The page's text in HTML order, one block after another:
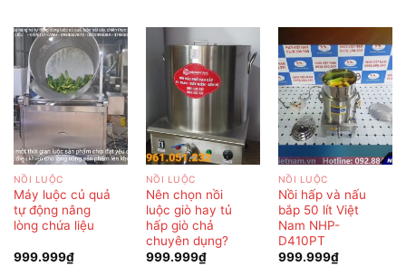
NỒI LUỘC
Máy luộc củ quả
tự động nâng
lòng chứa liệu
999.999₫
NỒI LUỘC
Nên chọn nồi
luộc giò hay tủ
hấp giò chả
chuyên dụng?
999.999₫
NỒI LUỘC
Nồi hấp và nấu
bắp 50 lít Việt
Nam NHP-
D410PT
999.999₫